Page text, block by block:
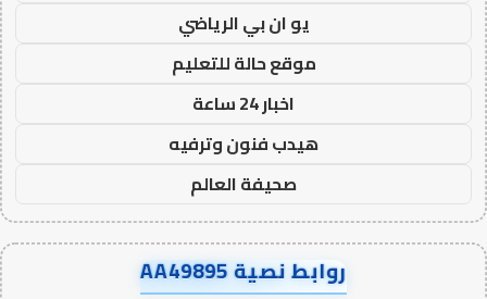
يو ان بي الرياضي
موقع حالة للتعليم
اخبار 24 ساعة
هيدب فنون وترفيه
صحيفة العالم
روابط نصية AA49895